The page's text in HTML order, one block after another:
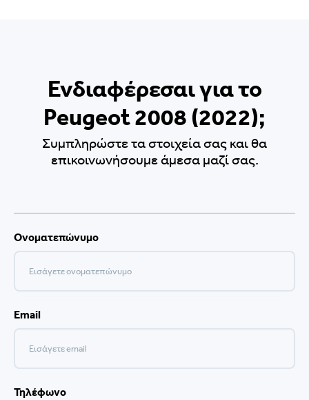
Ενδιαφέρεσαι για το
Peugeot 2008 (2022);
Συμπληρώστε τα στοιχεία σας και θα
επικοινωνήσουμε άμεσα μαζί σας.
Ονοματεπώνυμο
Email
Τηλέφωνο